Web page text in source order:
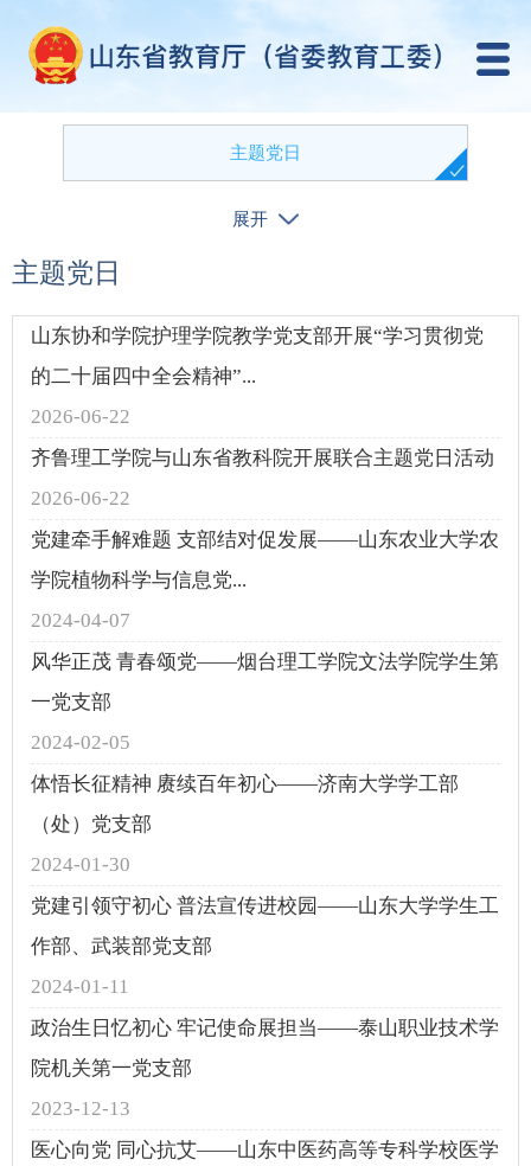
主题党日
精品党课
展开
主题党日
山东协和学院护理学院教学党支部开展“学习贯彻党
的二十届四中全会精神”...
2026-06-22
齐鲁理工学院与山东省教科院开展联合主题党日活动
2026-06-22
党建牵手解难题 支部结对促发展——山东农业大学农
学院植物科学与信息党...
2024-04-07
风华正茂 青春颂党——烟台理工学院文法学院学生第
一党支部
2024-02-05
体悟长征精神 赓续百年初心——济南大学学工部
（处）党支部
2024-01-30
党建引领守初心 普法宣传进校园——山东大学学生工
作部、武装部党支部
2024-01-11
政治生日忆初心 牢记使命展担当——泰山职业技术学
院机关第一党支部
2023-12-13
医心向党 同心抗艾——山东中医药高等专科学校医学